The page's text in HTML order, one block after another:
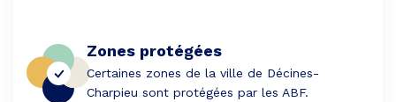
Zones protégées
Certaines zones de la ville de Décines-
Charpieu sont protégées par les ABF.